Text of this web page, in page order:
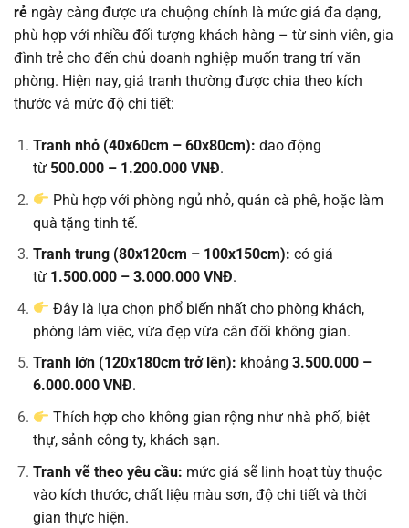
rẻ ngày càng được ưa chuộng chính là mức giá đa dạng,
phù hợp với nhiều đối tượng khách hàng – từ sinh viên, gia
đình trẻ cho đến chủ doanh nghiệp muốn trang trí văn
phòng. Hiện nay, giá tranh thường được chia theo kích
thước và mức độ chi tiết:
Tranh nhỏ (40x60cm – 60x80cm): dao động
từ 500.000 – 1.200.000 VNĐ.
Phù hợp với phòng ngủ nhỏ, quán cà phê, hoặc làm
quà tặng tinh tế.
Tranh trung (80x120cm – 100x150cm): có giá
từ 1.500.000 – 3.000.000 VNĐ.
Đây là lựa chọn phổ biến nhất cho phòng khách,
phòng làm việc, vừa đẹp vừa cân đối không gian.
Tranh lớn (120x180cm trở lên): khoảng 3.500.000 –
6.000.000 VNĐ.
Thích hợp cho không gian rộng như nhà phố, biệt
thự, sảnh công ty, khách sạn.
Tranh vẽ theo yêu cầu: mức giá sẽ linh hoạt tùy thuộc
vào kích thước, chất liệu màu sơn, độ chi tiết và thời
gian thực hiện.